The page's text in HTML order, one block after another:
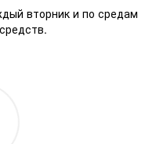
вторник и по средам